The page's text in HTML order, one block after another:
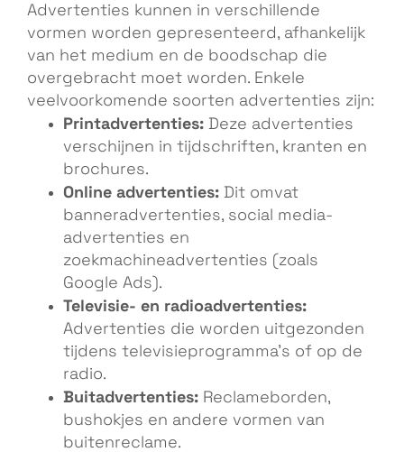
Advertenties kunnen in verschillende
vormen worden gepresenteerd, afhankelijk
van het medium en de boodschap die
overgebracht moet worden. Enkele
veelvoorkomende soorten advertenties zijn:
Printadvertenties: Deze advertenties
verschijnen in tijdschriften, kranten en
brochures.
Online advertenties: Dit omvat
banneradvertenties, social media-
advertenties en
zoekmachineadvertenties (zoals
Google Ads).
Televisie- en radioadvertenties:
Advertenties die worden uitgezonden
tijdens televisieprogramma’s of op de
radio.
Buitadvertenties: Reclameborden,
bushokjes en andere vormen van
buitenreclame.